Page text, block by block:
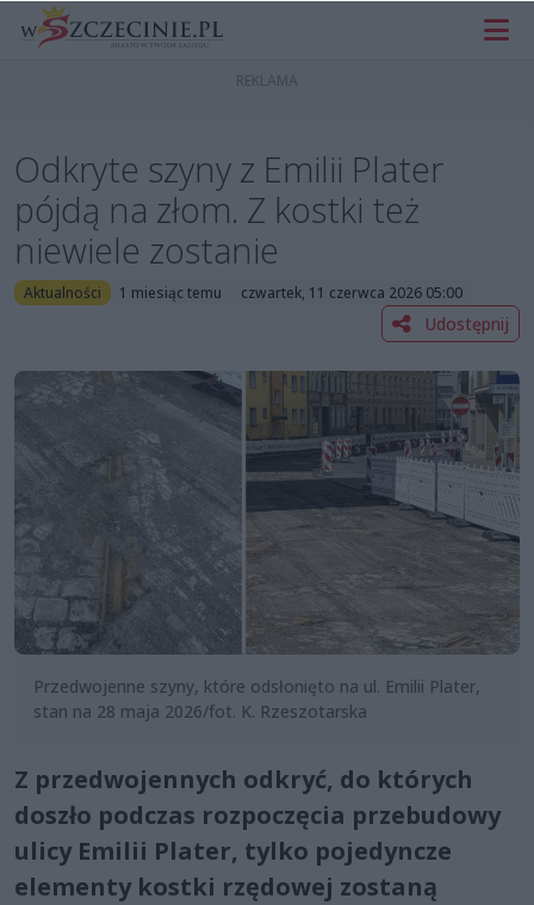
Odkryte szyny z Emilii Plater
pójdą na złom. Z kostki też
niewiele zostanie
Aktualności 1 miesiąc temu czwartek, 11 czerwca 2026 05:00
Udostępnij
Przedwojenne szyny, które odsłonięto na ul. Emilii Plater,
stan na 28 maja 2026/fot. K. Rzeszotarska
Z przedwojennych odkryć, do których
doszło podczas rozpoczęcia przebudowy
ulicy Emilii Plater, tylko pojedyncze
elementy kostki rzędowej zostaną